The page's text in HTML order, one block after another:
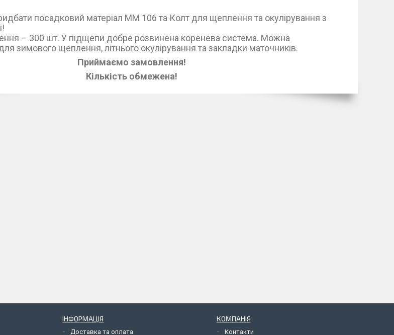
посадковий матеріал ММ 106 та Колт для щеплення та окулірування з
– 300 шт. У підщепи добре розвинена коренева система. Можна
зимового щеплення, літнього окулірування та закладки маточників.
Приймаємо замовлення!
Кількість обмежена!
ІНФОРМАЦІЯ
Доставка та оплата
КОМПАНІЯ
Контакти